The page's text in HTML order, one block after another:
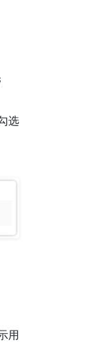
选
用